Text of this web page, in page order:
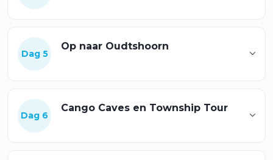
Dag 5
Op naar Oudtshoorn
Dag 6
Cango Caves en Township Tour